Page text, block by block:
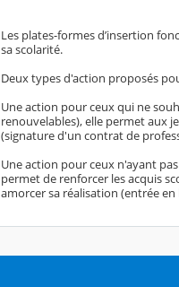
Les plates-formes d’insertion
sa scolarité.
Deux types d'action proposés
Une action pour ceux qui ne
renouvelables), elle permet aux
(signature d'un contrat de
Une action pour ceux n'ayant
permet de renforcer les acquis
amorcer sa réalisation (entrée